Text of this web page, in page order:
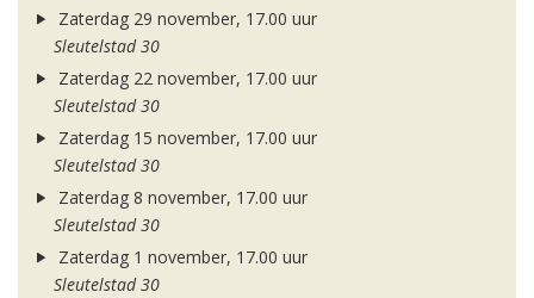
Zaterdag 29 november, 17.00 uur
Sleutelstad 30
Zaterdag 22 november, 17.00 uur
Sleutelstad 30
Zaterdag 15 november, 17.00 uur
Sleutelstad 30
Zaterdag 8 november, 17.00 uur
Sleutelstad 30
Zaterdag 1 november, 17.00 uur
Sleutelstad 30